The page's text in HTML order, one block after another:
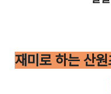
재미로 하는 산